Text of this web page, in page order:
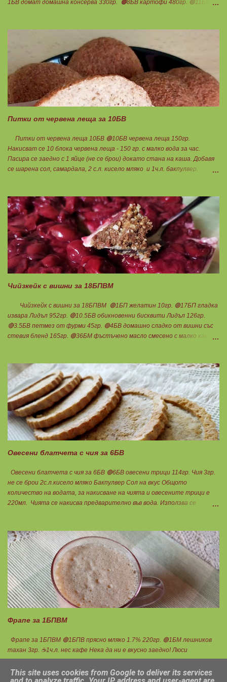
1БВ домат домашна консерва 330гр. 🟠8БВ картофи 480гр. 🟢11БМ
лука и картофите. Всичко останало с3 нарязва и добавя към сместа.
Пече се до готовност. Заливката е от яйца,кашкавал и 150гр. кисело
мляко. Цялото количество можете да разпределите на порции и да
хапвате както предпочитате. Нека да ни е вкусно заедно! Люси
Питки от червена леща за 10БВ
Питки от червена леща 10БВ 🟢10БВ червена леща 150гр.
Накисват се 10 блока червена леща - 150 гр. с малко вода за час.
Пасира се заедно с 1 яйце (не се брои) докато стана на каша. Добавя
се шарена сол, самардала, 2 с.л. кисело мляко и 1ч.л. бакпулвер.
влажни ръце се оформят 10 еднакви топчета. Пече се в добре
загрята фурна на 200 градуса за 35-40 мин. Всяка питка е 1 блок
въглехидрат. Нека да ни е вкусно заедно! Споделено от Петя Чанева
Чийзкейк с вишни за 18БПВМ
Чийзкейк с вишни за 18БПВМ 🟢1БП желатин 10гр. 🟢17БП гладка
извара Лидъл 952гр. 🔴10.5БВ обикновенни бисквити Лидъл 126гр.
🔴3.5БВ петмез от фурми 45гр. 🟢4БВ домашно сладко от вишни със
стевия бленд 165гр. 🟢36БМ фъстъчено масло смесено с малко какао (
Бисквитките не го предполагат много, но мигвам...Начуках ги по-
едро и смесих с фъстъченото масло. Получи се доволно количество.
Загладих с чашка във формата. Изварата смесих с петмез от фурми и
супена лъжица стевия бленд. Добавих ванилия и разтопения
предварително на водна баня желатин. Веднага изсипах крема върху
бисквитките и прибрах да стегне. Когато е готово добавям
сладкото... Нека да ни е вкусно заедно! Люси
Овесени блатчета с чия за 6БВ
Овесени блатчета с чия за 6БВ 🟢6БВ овесени трици 114гр. Чия 3гр.
не се брои 2с.л.кисело мляко Бакпулвер Сол на вкус Общото
количество на водата, за накисване на чията и овесените трици е
220мл. Чията се накисва предварително във вода. Използва се
че да се разпредели лесно по формичките, 6 на брой. Пече се в
загрята фурна до златисто. Нека да ни е вкусно заедно! Люси
Фрапе за 1БПВМ
Фрапе за 1БПВМ 🟢1БПВ прясно мляко 1.7% 220гр. 🟢1БМ лешников
тахан 3гр. ☕1ч.л. нес кафе Нека да ни е вкусно заедно! Люси
This site uses cookies from Google to deliver its services